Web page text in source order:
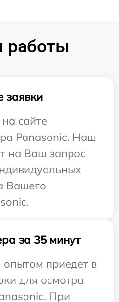
работы
заявки
сайте
Panasonic. Наш
на Ваш запрос
Вашего
за 35 минут
приедет в
для осмотра
При